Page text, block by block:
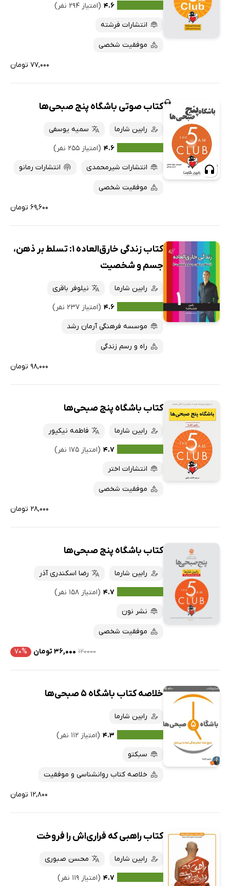
۴.۶ (امتیاز ۲۹۴ نفر)
انتشارات فرشته
موفقیت شخصی
۷۷,۰۰۰ تومان
کتاب صوتی باشگاه پنج صبحی‌ها
رابین شارما
سمیه یوسفی
۴.۶ (امتیاز ۲۵۵ نفر)
انتشارات شیرمحمدی
انتشارات رمانو
موفقیت شخصی
۶۹,۶۰۰ تومان
کتاب زندگی خارق‌العاده 1: تسلط بر ذهن،
جسم و شخصیت
رابین شارما
نیلوفر باقری
۴.۶ (امتیاز ۲۳۷ نفر)
موسسه فرهنگی آرمان رشد
راه و رسم زندگی
۹۸,۰۰۰ تومان
کتاب باشگاه پنج صبحی‌ها
رابین شارما
فاطمه نیکپور
۴.۷ (امتیاز ۱۷۵ نفر)
انتشارات اختر
موفقیت شخصی
۲۸,۰۰۰ تومان
کتاب باشگاه پنج صبحی‌ها
رابین شارما
رضا اسکندری آذر
۴.۷ (امتیاز ۱۵۸ نفر)
نشر نون
موفقیت شخصی
۱۲۰۰۰۰ ۳۶,۰۰۰ تومان ۷۰%
خلاصه کتاب باشگاه 5 صبحی‌ها
رابین شارما
۴.۳ (امتیاز ۱۱۲ نفر)
سبکتو
خلاصه کتاب روانشناسی و موفقیت
۱۲,۸۰۰ تومان
کتاب راهبی که فراری‌اش را فروخت
رابین شارما
محسن صبوری
۴.۷ (امتیاز ۱۱۹ نفر)